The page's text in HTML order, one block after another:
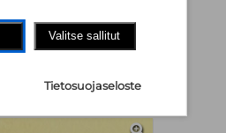
Valitse sallitut
Tietosuojaseloste